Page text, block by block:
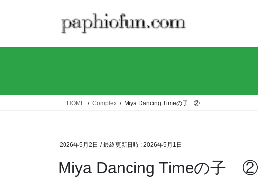
HOME Complex Miya Dancing Timeの子 ②
2026年5月2日 / 最終更新日時 : 2026年5月1日
Miya Dancing Timeの子 ②